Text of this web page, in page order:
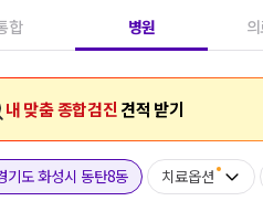
합 병원
내 맞춤 종합검진 견적 받기
기도 화성시 동탄8동 치료옵션